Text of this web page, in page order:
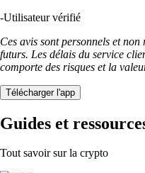
-Utilisateur vérifié
Ces avis sont personnels et
futurs. Les délais du service
comporte des risques et la
Télécharger l'app
Guides et
Tout savoir sur la crypto